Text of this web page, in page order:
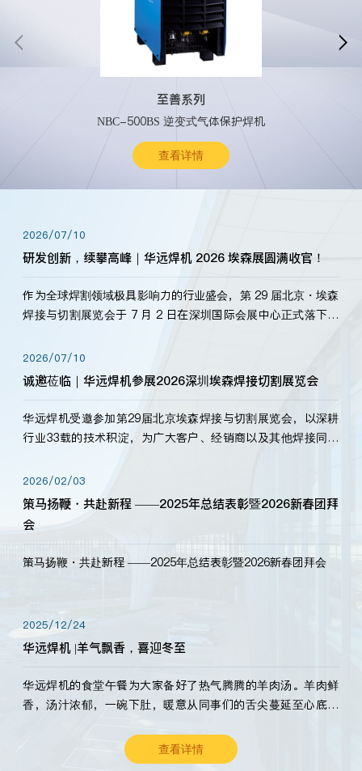
至善系列
NBC-500BS 逆变式气体保护焊机
查看详情
 
2026/07/10
研发创新，续攀高峰｜华远焊机 2026 埃森展圆满收官！
作为全球焊割领域极具影响力的行业盛会，第 29 届北京・埃森
焊接与切割展览会于 7 月 2 日在深圳国际会展中心正式落下帷
标准，持之以恒研发新产品、新技术。新老客户、行业伙伴、
海内外客户为目睹公司发布的新产…
2026/07/10
诚邀莅临｜华远焊机参展2026深圳埃森焊接切割展览会
华远焊机受邀参加第29届北京埃森焊接与切割展览会，以深耕
行业33载的技术积淀，为广大客户、经销商以及其他焊接同仁
2026/02/03
策马扬鞭・共赴新程 ——2025年总结表彰暨2026新春团拜
会
策马扬鞭・共赴新程 ——2025年总结表彰暨2026新春团拜会
2025/12/24
华远焊机 |羊气飘香，喜迎冬至
华远焊机的食堂午餐为大家备好了热气腾腾的羊肉汤。羊肉鲜
香，汤汁浓郁，一碗下肚，暖意从同事们的舌尖蔓延至心底。
查看详情